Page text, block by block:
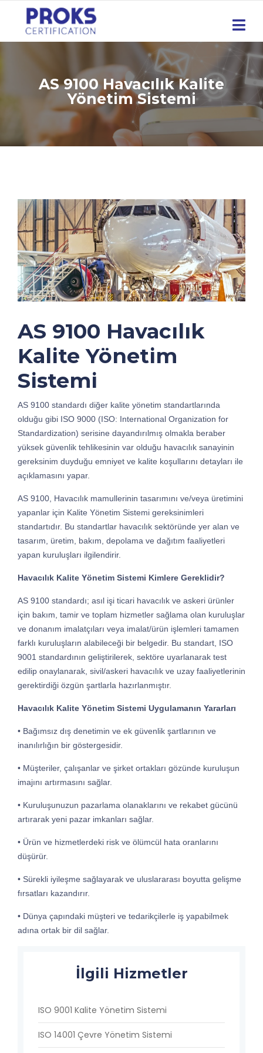
AS 9100 Havacılık Kalite
Yönetim Sistemi
AS 9100 Havacılık
Kalite Yönetim
Sistemi
AS 9100 standardı diğer kalite yönetim standartlarında
olduğu gibi ISO 9000 (ISO: International Organization for
Standardization) serisine dayandırılmış olmakla beraber
yüksek güvenlik tehlikesinin var olduğu havacılık sanayinin
gereksinim duyduğu emniyet ve kalite koşullarını detayları ile
açıklamasını yapar.
AS 9100, Havacılık mamullerinin tasarımını ve/veya üretimini
yapanlar için Kalite Yönetim Sistemi gereksinimleri
standartıdır. Bu standartlar havacılık sektöründe yer alan ve
tasarım, üretim, bakım, depolama ve dağıtım faaliyetleri
yapan kuruluşları ilgilendirir.
Havacılık Kalite Yönetim Sistemi Kimlere Gereklidir?
AS 9100 standardı; asıl işi ticari havacılık ve askeri ürünler
için bakım, tamir ve toplam hizmetler sağlama olan kuruluşlar
ve donanım imalatçıları veya imalat/ürün işlemleri tamamen
farklı kuruluşların alabileceği bir belgedir. Bu standart, ISO
9001 standardının geliştirilerek, sektöre uyarlanarak test
edilip onaylanarak, sivil/askeri havacılık ve uzay faaliyetlerinin
gerektirdiği özgün şartlarla hazırlanmıştır.
Havacılık Kalite Yönetim Sistemi Uygulamanın Yararları
• Bağımsız dış denetimin ve ek güvenlik şartlarının ve
inanılırlığın bir göstergesidir.
• Müşteriler, çalışanlar ve şirket ortakları gözünde kuruluşun
imajını artırmasını sağlar.
• Kuruluşunuzun pazarlama olanaklarını ve rekabet gücünü
artırarak yeni pazar imkanları sağlar.
• Ürün ve hizmetlerdeki risk ve ölümcül hata oranlarını
düşürür.
• Sürekli iyileşme sağlayarak ve uluslararası boyutta gelişme
fırsatları kazandırır.
• Dünya çapındaki müşteri ve tedarikçilerle iş yapabilmek
adına ortak bir dil sağlar.
İlgili Hizmetler
ISO 9001 Kalite Yönetim Sistemi
ISO 14001 Çevre Yönetim Sistemi